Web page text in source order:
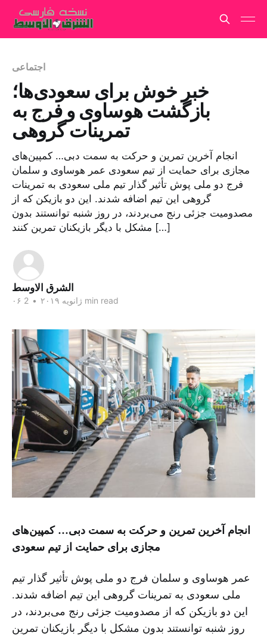
اجتماعی
خبر خوش برای سعودی‌ها؛
بازگشت هوساوی و فرج به
تمرینات گروهی
انجام آخرین تمرین و حرکت به سمت دبی… کمپین‌های
مجازی برای حمایت از تیم سعودی عمر هوساوی و سلمان
فرج دو ملی پوش تأثیر گذار تیم ملی سعودی به تمرینات
گروهی این تیم اضافه شدند. این دو بازیکن که از
مصدومیت جزئی رنج می‌بردند، در روز شنبه توانستند بدون
مشکل با دیگر بازیکنان تمرین کنند […]
الشرق الاوسط
۰۶ ژانویه ۲۰۱۹ • 2 min read
انجام آخرین تمرین و حرکت به سمت دبی… کمپین‌های
مجازی برای حمایت از تیم سعودی
عمر هوساوی و سلمان فرج دو ملی پوش تأثیر گذار تیم
ملی سعودی به تمرینات گروهی این تیم اضافه شدند.
این دو بازیکن که از مصدومیت جزئی رنج می‌بردند، در
روز شنبه توانستند بدون مشکل با دیگر بازیکنان تمرین